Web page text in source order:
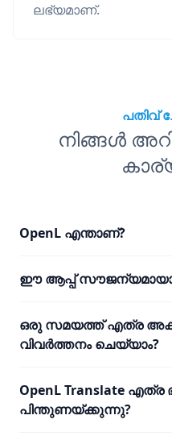
ലഭ്യമാണ്.
പതിവ്
നിങ്ങൾ
OpenL എന്താണ്?
ഈ ആപ്പ്
ഒരു സമയത്ത് എത്ര
വിവർത്തനം ചെയ്യാം?
OpenL Translate
പിന്തുണയ്ക്കുന്നു?